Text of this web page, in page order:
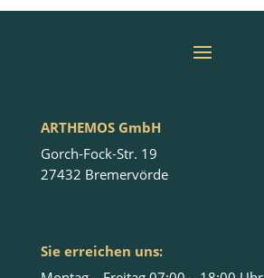
ARTHEMOS GmbH
Gorch-Fock-Str. 19
27432 Bremervörde
Sie erreichen uns: